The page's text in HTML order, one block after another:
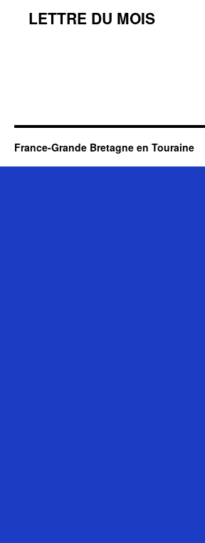
LETTRE DU MOIS
France-Grande Bretagne en Touraine